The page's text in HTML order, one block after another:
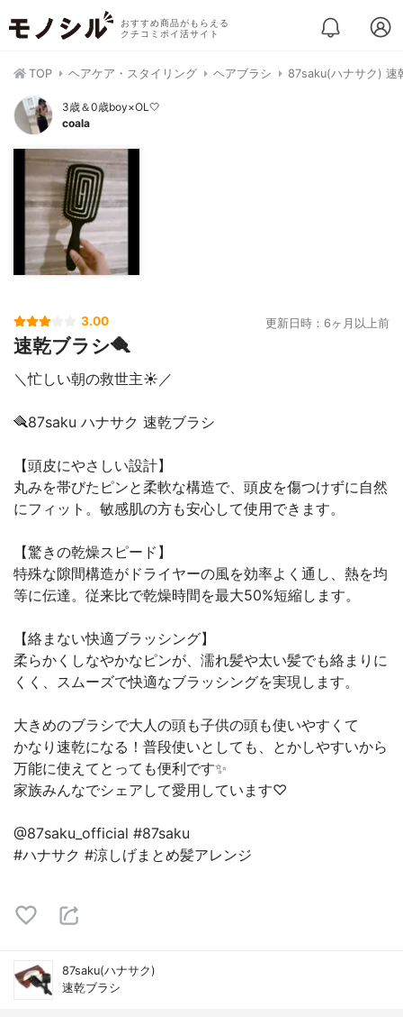
おすすめ商品がもらえる
クチコミポイ活サイト
TOP ヘアケア・スタイリング ヘアブラシ 87saku(ハナサク) 速
3歳＆0歳boy×OL🤍
coala
3.00 更新日時：6ヶ月以上前
速乾ブラシ🪮
＼忙しい朝の救世主☀️／
🪮87saku ハナサク 速乾ブラシ
【頭皮にやさしい設計】
丸みを帯びたピンと柔軟な構造で、頭皮を傷つけずに自然
にフィット。敏感肌の方も安心して使用できます。
【驚きの乾燥スピード】
特殊な隙間構造がドライヤーの風を効率よく通し、熱を均
等に伝達。従来比で乾燥時間を最大50%短縮します。
【絡まない快適ブラッシング】
柔らかくしなやかなピンが、濡れ髪や太い髪でも絡まりに
くく、スムーズで快適なブラッシングを実現します。
大きめのブラシで大人の頭も子供の頭も使いやすくて
かなり速乾になる！普段使いとしても、とかしやすいから
万能に使えてとっても便利です✨
家族みんなでシェアして愛用しています♡
@87saku_official #87saku
#ハナサク #涼しげまとめ髪アレンジ
87saku(ハナサク)
速乾ブラシ